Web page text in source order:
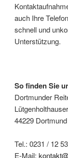
auch Ihre
schnell und
Unterstützung.
So finden Sie
Dortmunder
44229 Dortmund
Tel.: 0231 / 12
E-Mail: